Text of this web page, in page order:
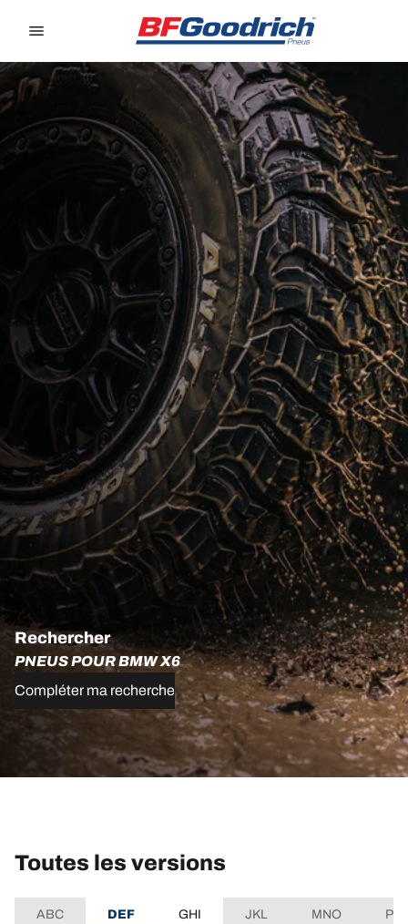
Rechercher
PNEUS POUR BMW X6
Compléter ma recherche
Toutes les versions
ABC DEF GHI JKL MNO